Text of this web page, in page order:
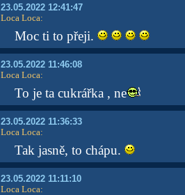
23.05.2022 12:41:47
Loca Loca:
Moc ti to přeji.
23.05.2022 11:46:08
Loca Loca:
To je ta cukrářka , ne
23.05.2022 11:36:33
Loca Loca:
Tak jasně, to chápu.
23.05.2022 11:11:10
Loca Loca: